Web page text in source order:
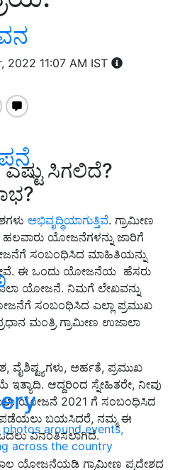
around events,
across the country
2022 11:07 AM IST
ಸಿಗಲಿದೆ?
ಅಭಿವೃದ್ಧಿಯಾಗುತ್ತಿವೆ. ಗ್ರಾಮೀಣ
ಹಲವಾರು ಯೋಜನೆಗಳನ್ನು ಜಾರಿಗೆ
ಸಂಬಂಧಿಸಿದ ಮಾಹಿತಿಯನ್ನು
ಈ ಒಂದು ಯೋಜನೆಯ ಹೆಸರು
ಯೋಜನೆ. ನಿಮಗೆ ಲೇಖವನ್ನು
ಸಂಬಂಧಿಸಿದ ಎಲ್ಲಾ ಪ್ರಮುಖ
ಮಂತ್ರಿ ಗ್ರಾಮೀಣ ಉಜಾಲಾ
ವೈಶಿಷ್ಟ್ಯಗಳು, ಅರ್ಹತೆ, ಪ್ರಮುಖ
ಇತ್ಯಾದಿ. ಆದ್ದರಿಂದ ಸ್ನೇಹಿತರೇ, ನೀವು
ಯೋಜನೆ 2021 ಗೆ ಸಂಬಂಧಿಸಿದ
ಪಡೆಯಲು ಬಯಸಿದರೆ, ನಮ್ಮ ಈ
ವಿನಂತಿಸಲಾಗಿದೆ.
ಯೋಜನೆಯಡಿ ಗ್ರಾಮೀಣ ಪ್ರದೇಶದ